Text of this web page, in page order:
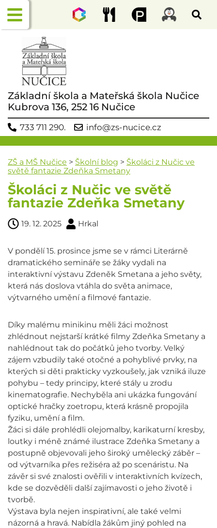
Základní škola a Mateřská škola Nučice
Kubrova 136, 252 16 Nučice
733 711 290. info@zs-nucice.cz
ZŠ a MŠ Nučice > Školní blog > Školáci z Nučic ve
světě fantazie Zdeňka Smetany
Školáci z Nučic ve světě
fantazie Zdeňka Smetany
19. 12. 2025 Hrkal
V pondělí 15. prosince jsme se v rámci Literárně
dramatického semináře se žáky vydali na
interaktivní výstavu Zdeněk Smetana a jeho světy,
která nás doslova vtáhla do světa animace,
výtvarného umění a filmové fantazie.
Díky malému minikinu měli žáci možnost
zhlédnout nejstarší krátké filmy Zdeňka Smetany a
nahlédnout tak do počátků jeho tvorby. Velký
zájem vzbudily také otočné a pohyblivé prvky, na
kterých si děti prakticky vyzkoušely, jak vzniká iluze
pohybu – tedy principy, které stály u zrodu
kinematografie. Nechyběla ani ukázka fungování
optické hračky zoetropu, která krásně propojila
fyziku, umění a film.
Žáci si dále prohlédli olejomalby, karikaturní kresby,
loutky i méně známé ilustrace Zdeňka Smetany a
postupně objevovali jeho široký umělecký záběr –
od výtvarníka přes režiséra až po scenáristu. Na
závěr si své znalosti ověřili v interaktivních kvízech,
kde se dozvěděli další zajímavosti o jeho životě i
tvorbě.
Výstava byla nejen inspirativní, ale také velmi
názorná a hravá. Nabídla žákům jiný pohled na